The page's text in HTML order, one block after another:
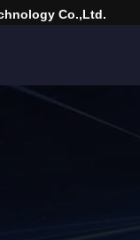
Co.,Ltd.